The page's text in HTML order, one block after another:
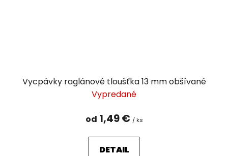
Vycpávky raglánové tloušťka 13 mm obšívané
Vypredané
od 1,49 € / ks
DETAIL